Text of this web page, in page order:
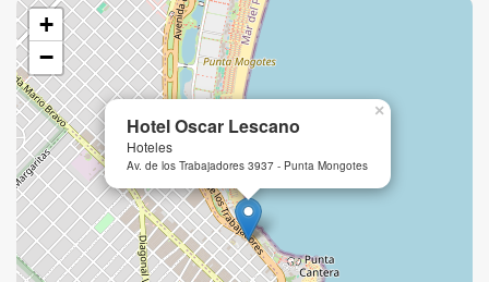
Hotel Oscar Lescano
Hoteles
Av. de los Trabajadores 3937 - Punta Mongotes
×
+
−